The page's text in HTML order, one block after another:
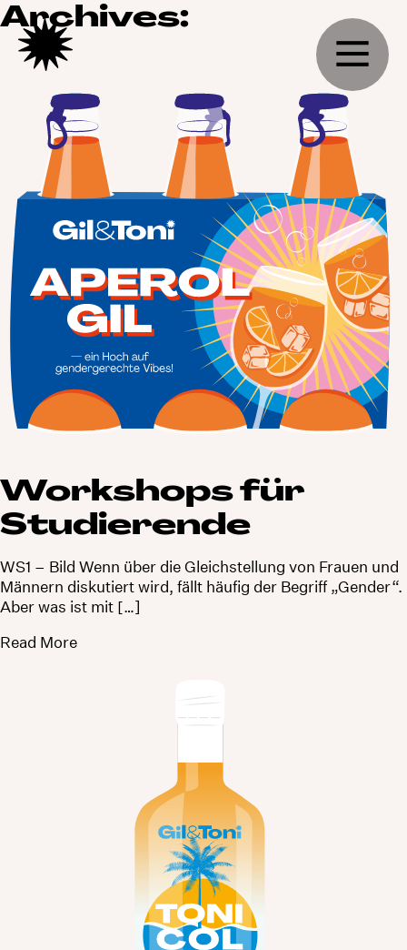
Archives:
Workshops für
Studierende
WS1 – Bild Wenn über die Gleichstellung von Frauen und
Männern diskutiert wird, fällt häufig der Begriff „Gender“.
Aber was ist mit […]
Read More